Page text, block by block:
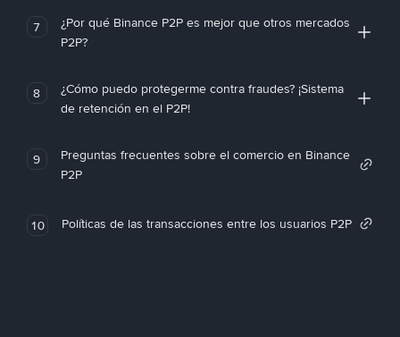
7
¿Por qué Binance P2P es mejor que otros mercados
P2P?
8
¿Cómo puedo protegerme contra fraudes? ¡Sistema
de retención en el P2P!
9
Preguntas frecuentes sobre el comercio en Binance
P2P
10 Políticas de las transacciones entre los usuarios P2P